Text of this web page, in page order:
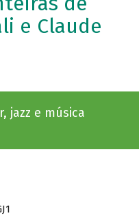
e Claude
jazz e música